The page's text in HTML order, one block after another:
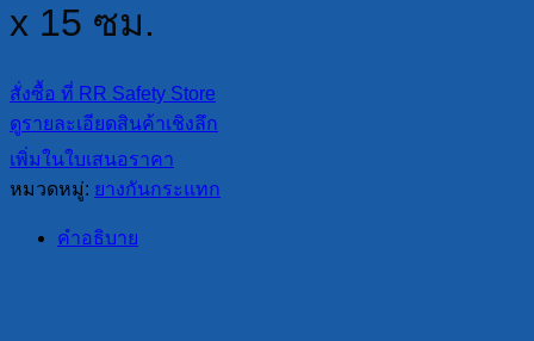
x 15 ซม.
สั่งซื้อ ที่ RR Safety Store
ดูรายละเอียดสินค้าเชิงลึก
เพิ่มในใบเสนอราคา
หมวดหมู่: ยางกันกระแทก
คำอธิบาย